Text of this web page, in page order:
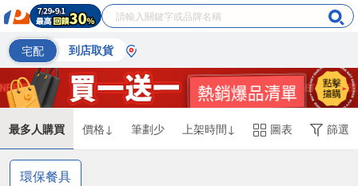
宅配 到店取貨
最多人購買 價格↓ 筆劃少 上架時間↓ 圖表 篩選
環保餐具